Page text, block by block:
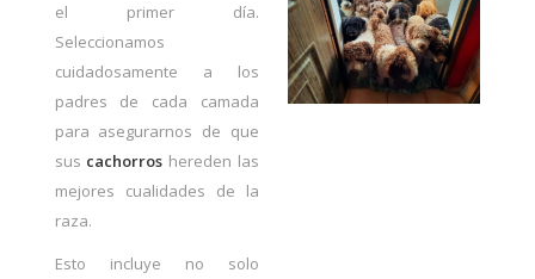
el primer día.
Seleccionamos
cuidadosamente a los
padres de cada camada
para asegurarnos de que
sus cachorros hereden las
mejores cualidades de la
raza.
Esto incluye no solo